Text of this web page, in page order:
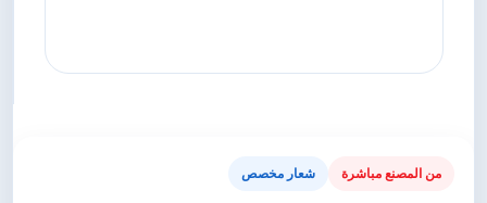
من المصنع مباشرة شعار مخصص